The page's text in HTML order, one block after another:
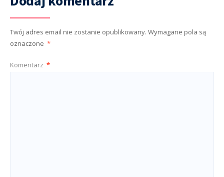
Twój adres email nie zostanie opublikowany. Wymagane pola są
oznaczone *
Komentarz *